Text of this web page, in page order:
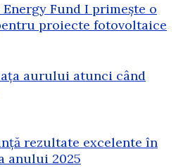
Energy Fund I primește o
proiecte fotovoltaice
aurului atunci când
rezultate excelente în
anului 2025